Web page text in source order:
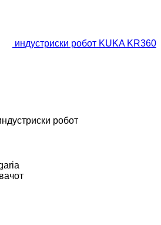
индустриски робот KUKA KR360
робот